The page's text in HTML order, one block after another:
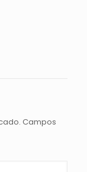
Campos